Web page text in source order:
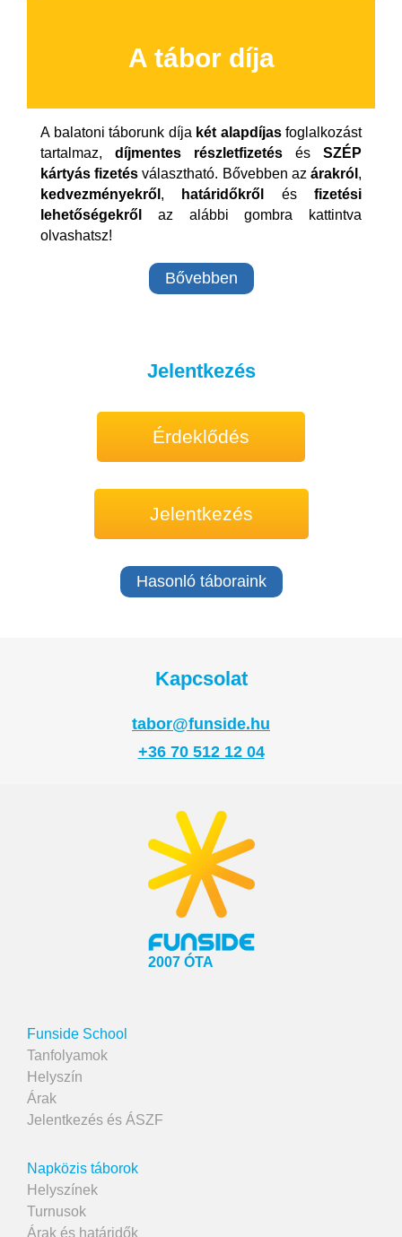
A tábor díja
A balatoni táborunk díja két alapdíjasfoglalkozást
tartalmaz, díjmentes részletfizetés és SZÉP
kártyás fizetés választható. Bővebben azárakról ,
kedvezményekről , határidőkről ésfizetési
lehetőségekről
az alábbi gombra kattintva
olvashatsz!
Bővebben
Jelentkezés
Érdeklődés
Jelentkezés
Hasonló táboraink
Kapcsolat
tabor@funside.hu
+36 70 512 12 04
2007 ÓTA
Funside School
Tanfolyamok
Helyszín
Árak
Jelentkezés és ÁSZF
Napközis táborok
Helyszínek
Turnusok
Árak és határidők